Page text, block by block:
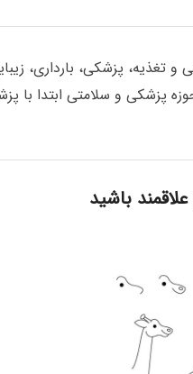
تغذیه، پزشکی، بارداری،
پزشکی و سلامتی ابتدا با
باشید